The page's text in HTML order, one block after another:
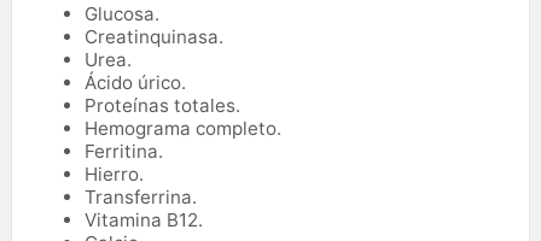
Glucosa.
Creatinquinasa.
Urea.
Ácido úrico.
Proteínas totales.
Hemograma completo.
Ferritina.
Hierro.
Transferrina.
Vitamina B12.